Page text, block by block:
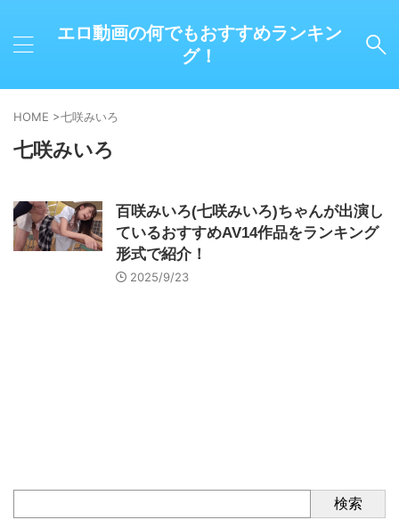
エロ動画の何でもおすすめランキン
グ！
HOME >七咲みいろ
七咲みいろ
百咲みいろ(七咲みいろ)ちゃんが出演し
ているおすすめAV14作品をランキング
形式で紹介！
2025/9/23
検索